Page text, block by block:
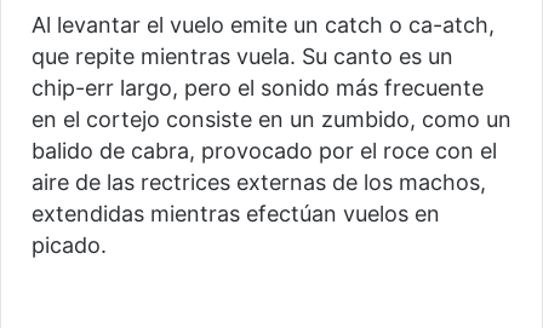
Al levantar el vuelo emite un catch o ca-atch,
que repite mientras vuela. Su canto es un
chip-err largo, pero el sonido más frecuente
en el cortejo consiste en un zumbido, como un
balido de cabra, provocado por el roce con el
aire de las rectrices externas de los machos,
extendidas mientras efectúan vuelos en
picado.